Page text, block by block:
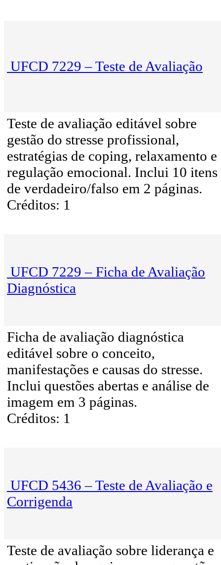
UFCD 7229 – Teste de Avaliação
Teste de avaliação editável sobre
gestão do stresse profissional,
estratégias de coping, relaxamento e
regulação emocional. Inclui 10 itens
de verdadeiro/falso em 2 páginas.
Créditos: 1
UFCD 7229 – Ficha de Avaliação
Diagnóstica
Ficha de avaliação diagnóstica
editável sobre o conceito,
manifestações e causas do stresse.
Inclui questões abertas e análise de
imagem em 3 páginas.
Créditos: 1
UFCD 5436 – Teste de Avaliação e
Corrigenda
Teste de avaliação sobre liderança e